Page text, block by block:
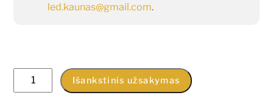
led.kaunas@gmail.com.
produkto
kiekis:
Išankstinis užsakymas